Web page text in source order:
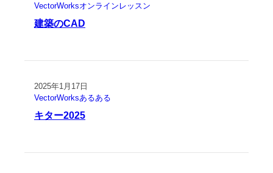
VectorWorksオンラインレッスン
建築のCAD
2025年1月17日
VectorWorksあるある
キター2025